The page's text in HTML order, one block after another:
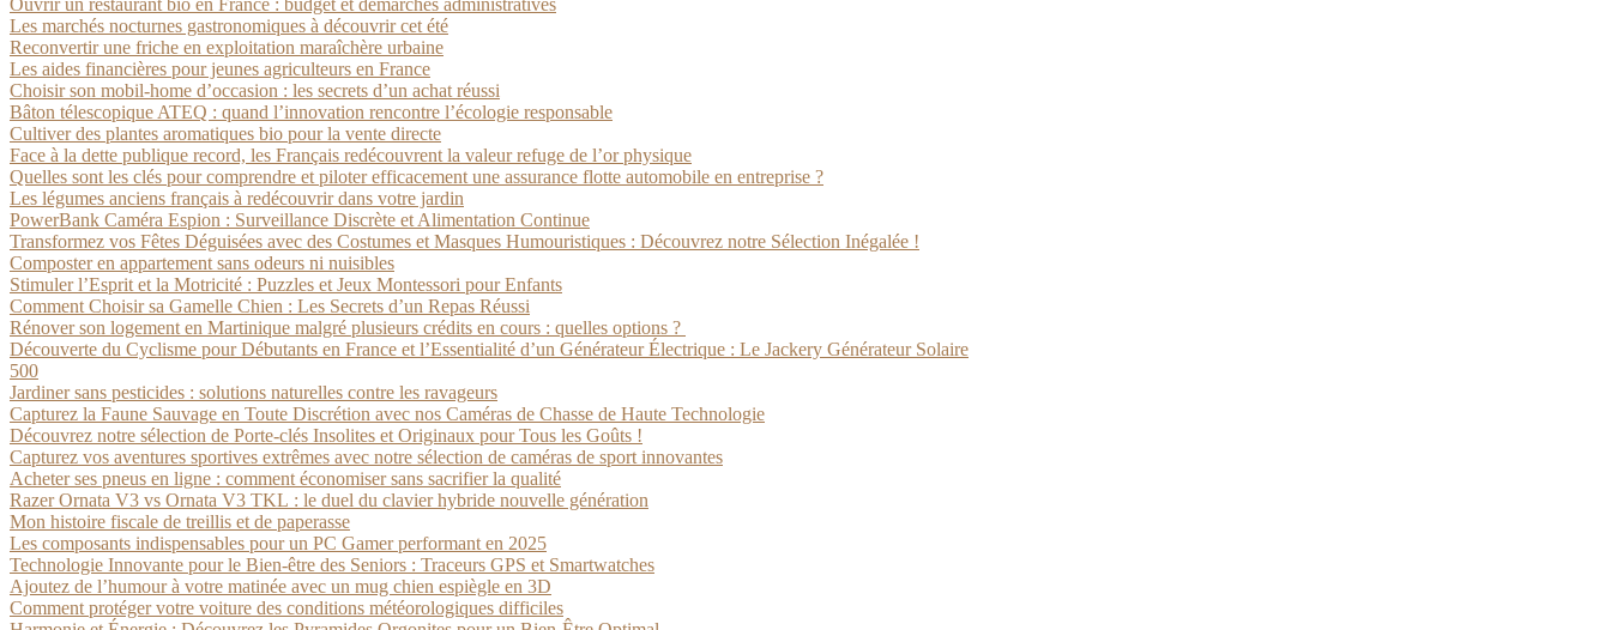
Ouvrir un restaurant bio en France : budget et démarches administratives
Les marchés nocturnes gastronomiques à découvrir cet été
Reconvertir une friche en exploitation maraîchère urbaine
Les aides financières pour jeunes agriculteurs en France
Choisir son mobil-home d’occasion : les secrets d’un achat réussi
Bâton télescopique ATEQ : quand l’innovation rencontre l’écologie responsable
Cultiver des plantes aromatiques bio pour la vente directe
Face à la dette publique record, les Français redécouvrent la valeur refuge de l’or physique
Quelles sont les clés pour comprendre et piloter efficacement une assurance flotte automobile en entreprise ?
Les légumes anciens français à redécouvrir dans votre jardin
PowerBank Caméra Espion : Surveillance Discrète et Alimentation Continue
Transformez vos Fêtes Déguisées avec des Costumes et Masques Humouristiques : Découvrez notre Sélection Inégalée !
Composter en appartement sans odeurs ni nuisibles
Stimuler l’Esprit et la Motricité : Puzzles et Jeux Montessori pour Enfants
Comment Choisir sa Gamelle Chien : Les Secrets d’un Repas Réussi
Rénover son logement en Martinique malgré plusieurs crédits en cours : quelles options ?
Découverte du Cyclisme pour Débutants en France et l’Essentialité d’un Générateur Électrique : Le Jackery Générateur Solaire
500
Jardiner sans pesticides : solutions naturelles contre les ravageurs
Capturez la Faune Sauvage en Toute Discrétion avec nos Caméras de Chasse de Haute Technologie
Découvrez notre sélection de Porte-clés Insolites et Originaux pour Tous les Goûts !
Capturez vos aventures sportives extrêmes avec notre sélection de caméras de sport innovantes
Acheter ses pneus en ligne : comment économiser sans sacrifier la qualité
Razer Ornata V3 vs Ornata V3 TKL : le duel du clavier hybride nouvelle génération
Mon histoire fiscale de treillis et de paperasse
Les composants indispensables pour un PC Gamer performant en 2025
Technologie Innovante pour le Bien-être des Seniors : Traceurs GPS et Smartwatches
Ajoutez de l’humour à votre matinée avec un mug chien espiègle en 3D
Comment protéger votre voiture des conditions météorologiques difficiles